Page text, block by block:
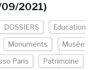
2021)
DOSSIERS Education
Monuments Musée
Paris Patrimoine